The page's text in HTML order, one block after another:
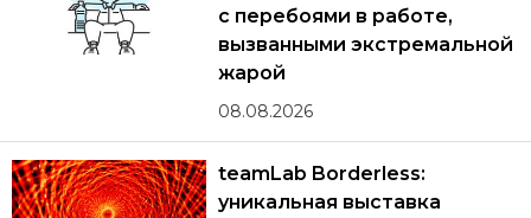
с перебоями в работе,
вызванными экстремальной
жарой
08.08.2026
teamLab Borderless:
уникальная выставка